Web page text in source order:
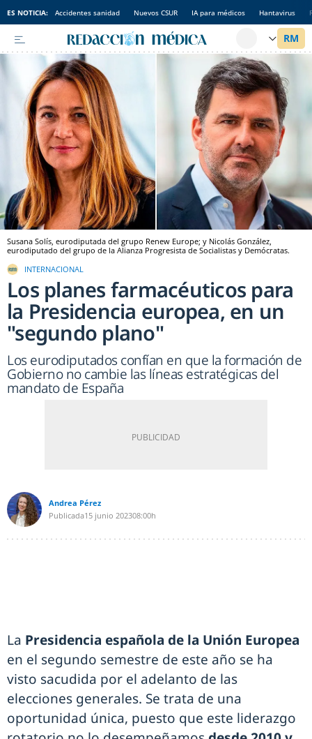
ES NOTICIA: Accidentes sanidad Nuevos CSUR IA para médicos Hantavirus
Susana Solís, eurodiputada del grupo Renew Europe; y Nicolás González,
eurodiputado del grupo de la Alianza Progresista de Socialistas y Demócratas.
INTERNACIONAL
Los planes farmacéuticos para
la Presidencia europea, en un
"segundo plano"
Los eurodiputados confían en que la formación de
Gobierno no cambie las líneas estratégicas del
mandato de España
Andrea Pérez
Publicada15 junio 202308:00h
La Presidencia española de la Unión Europea
en el segundo semestre de este año se ha
visto sacudida por el adelanto de las
elecciones generales. Se trata de una
oportunidad única, puesto que este liderazgo